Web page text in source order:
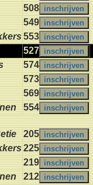
508
549
553
527
574
573
569
554
205
225
219
212